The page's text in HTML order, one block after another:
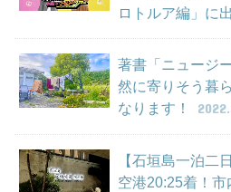
ロトルア編」に
著書「ニュージ
然に寄りそう暮
なります！
【石垣島一泊二
空港20:25着！